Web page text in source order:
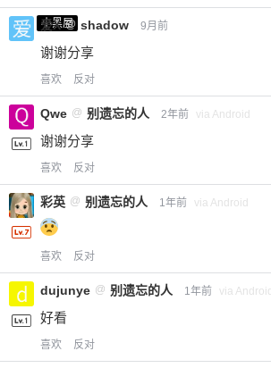
小黑屋
爱X @ shadow 9月前
谢谢分享
喜欢 反对
Qwe @ 别遗忘的人 2年前 via Android
谢谢分享
喜欢 反对
彩英 @ 别遗忘的人 1年前 via Android
喜欢 反对
dujunye @ 别遗忘的人 1年前 via Android
好看
喜欢 反对